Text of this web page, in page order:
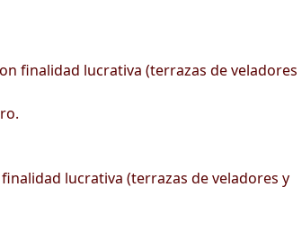
finalidad lucrativa (terrazas de veladores
lucrativa (terrazas de veladores y